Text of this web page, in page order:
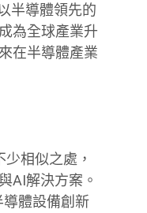
半導體領先的
為全球產業升
在半導體產業
相似之處，
AI解決方案。
體設備創新